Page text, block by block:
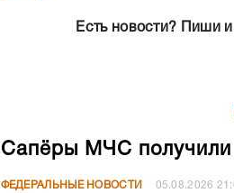
Есть новости? Пиши
Сапёры МЧС получили
ФЕДЕРАЛЬНЫЕ НОВОСТИ 05.08.2026